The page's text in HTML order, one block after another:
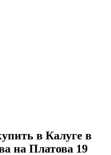
в Калуге в
на Платова 19